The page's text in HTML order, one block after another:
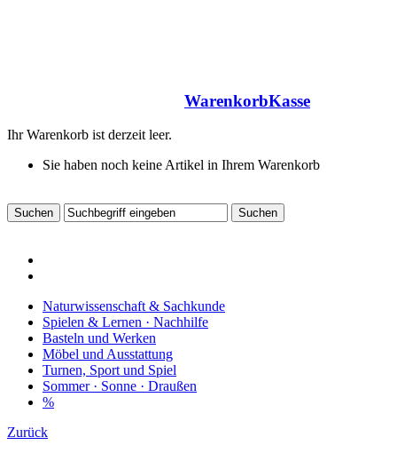
WarenkorbKasse
Ihr Warenkorb ist derzeit leer.
Sie haben noch keine Artikel in Ihrem Warenkorb
Naturwissenschaft & Sachkunde
Spielen & Lernen · Nachhilfe
Basteln und Werken
Möbel und Ausstattung
Turnen, Sport und Spiel
Sommer · Sonne · Draußen
%
Zurück